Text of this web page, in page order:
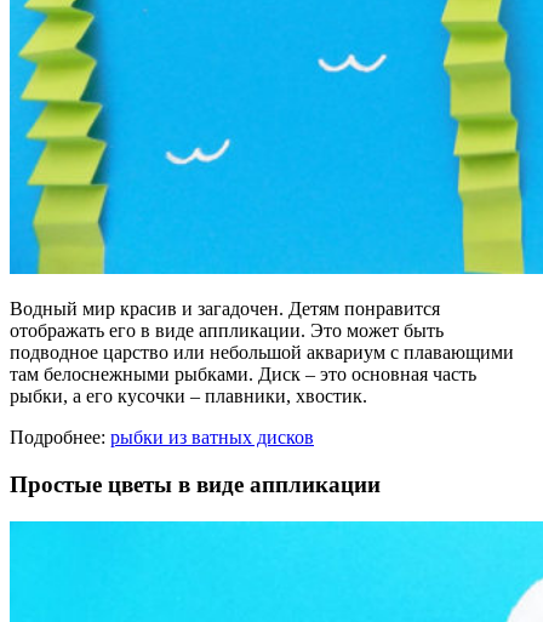
Водный мир красив и загадочен. Детям понравится
отображать его в виде аппликации. Это может быть
подводное царство или небольшой аквариум с плавающими
там белоснежными рыбками. Диск – это основная часть
рыбки, а его кусочки – плавники, хвостик.
Подробнее: рыбки из ватных дисков
Простые цветы в виде аппликации